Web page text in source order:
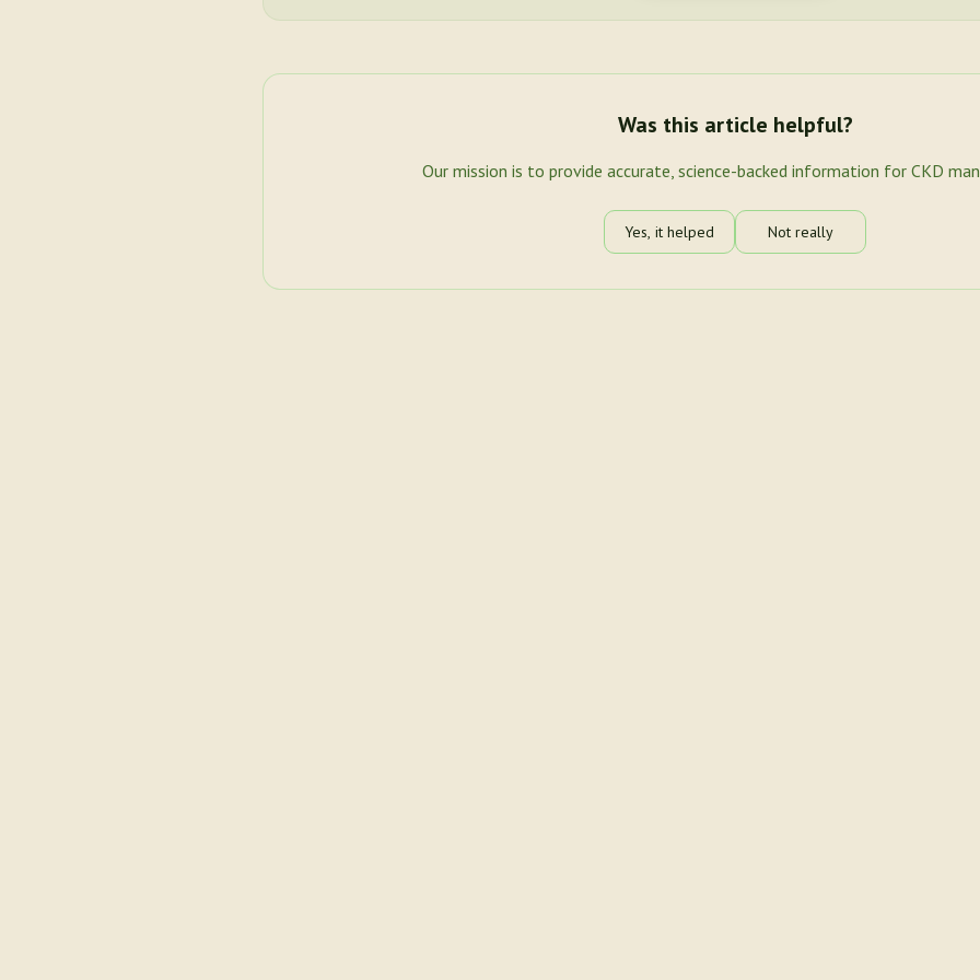
Was this article helpful?
Our mission is to provide accurate, science-backed information for CKD
Yes, it helped Not really